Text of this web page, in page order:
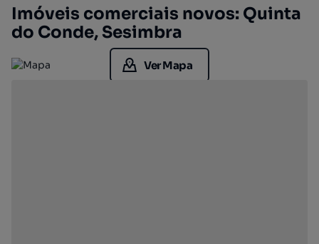
Imóveis comerciais novos: Quinta
do Conde, Sesimbra
Ver Mapa